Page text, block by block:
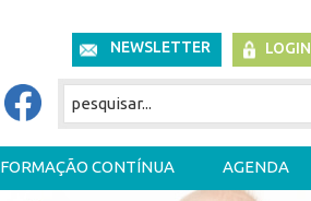
NEWSLETTER LOGIN
FORMAÇÃO CONTÍNUA AGENDA